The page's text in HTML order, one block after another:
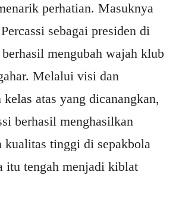
perhatian. Masuknya
sebagai presiden di
mengubah wajah klub
Melalui visi dan
kelas atas yang dicanangkan,
berhasil menghasilkan
kualitas tinggi di sepakbola
itu tengah menjadi kiblat